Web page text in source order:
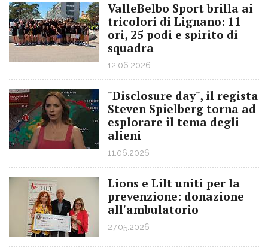
ValleBelbo Sport brilla ai
tricolori di Lignano: 11
ori, 25 podi e spirito di
squadra
12.06.2026
"Disclosure day", il regista
Steven Spielberg torna ad
esplorare il tema degli
alieni
11.06.2026
Lions e Lilt uniti per la
prevenzione: donazione
all'ambulatorio
27.05.2026